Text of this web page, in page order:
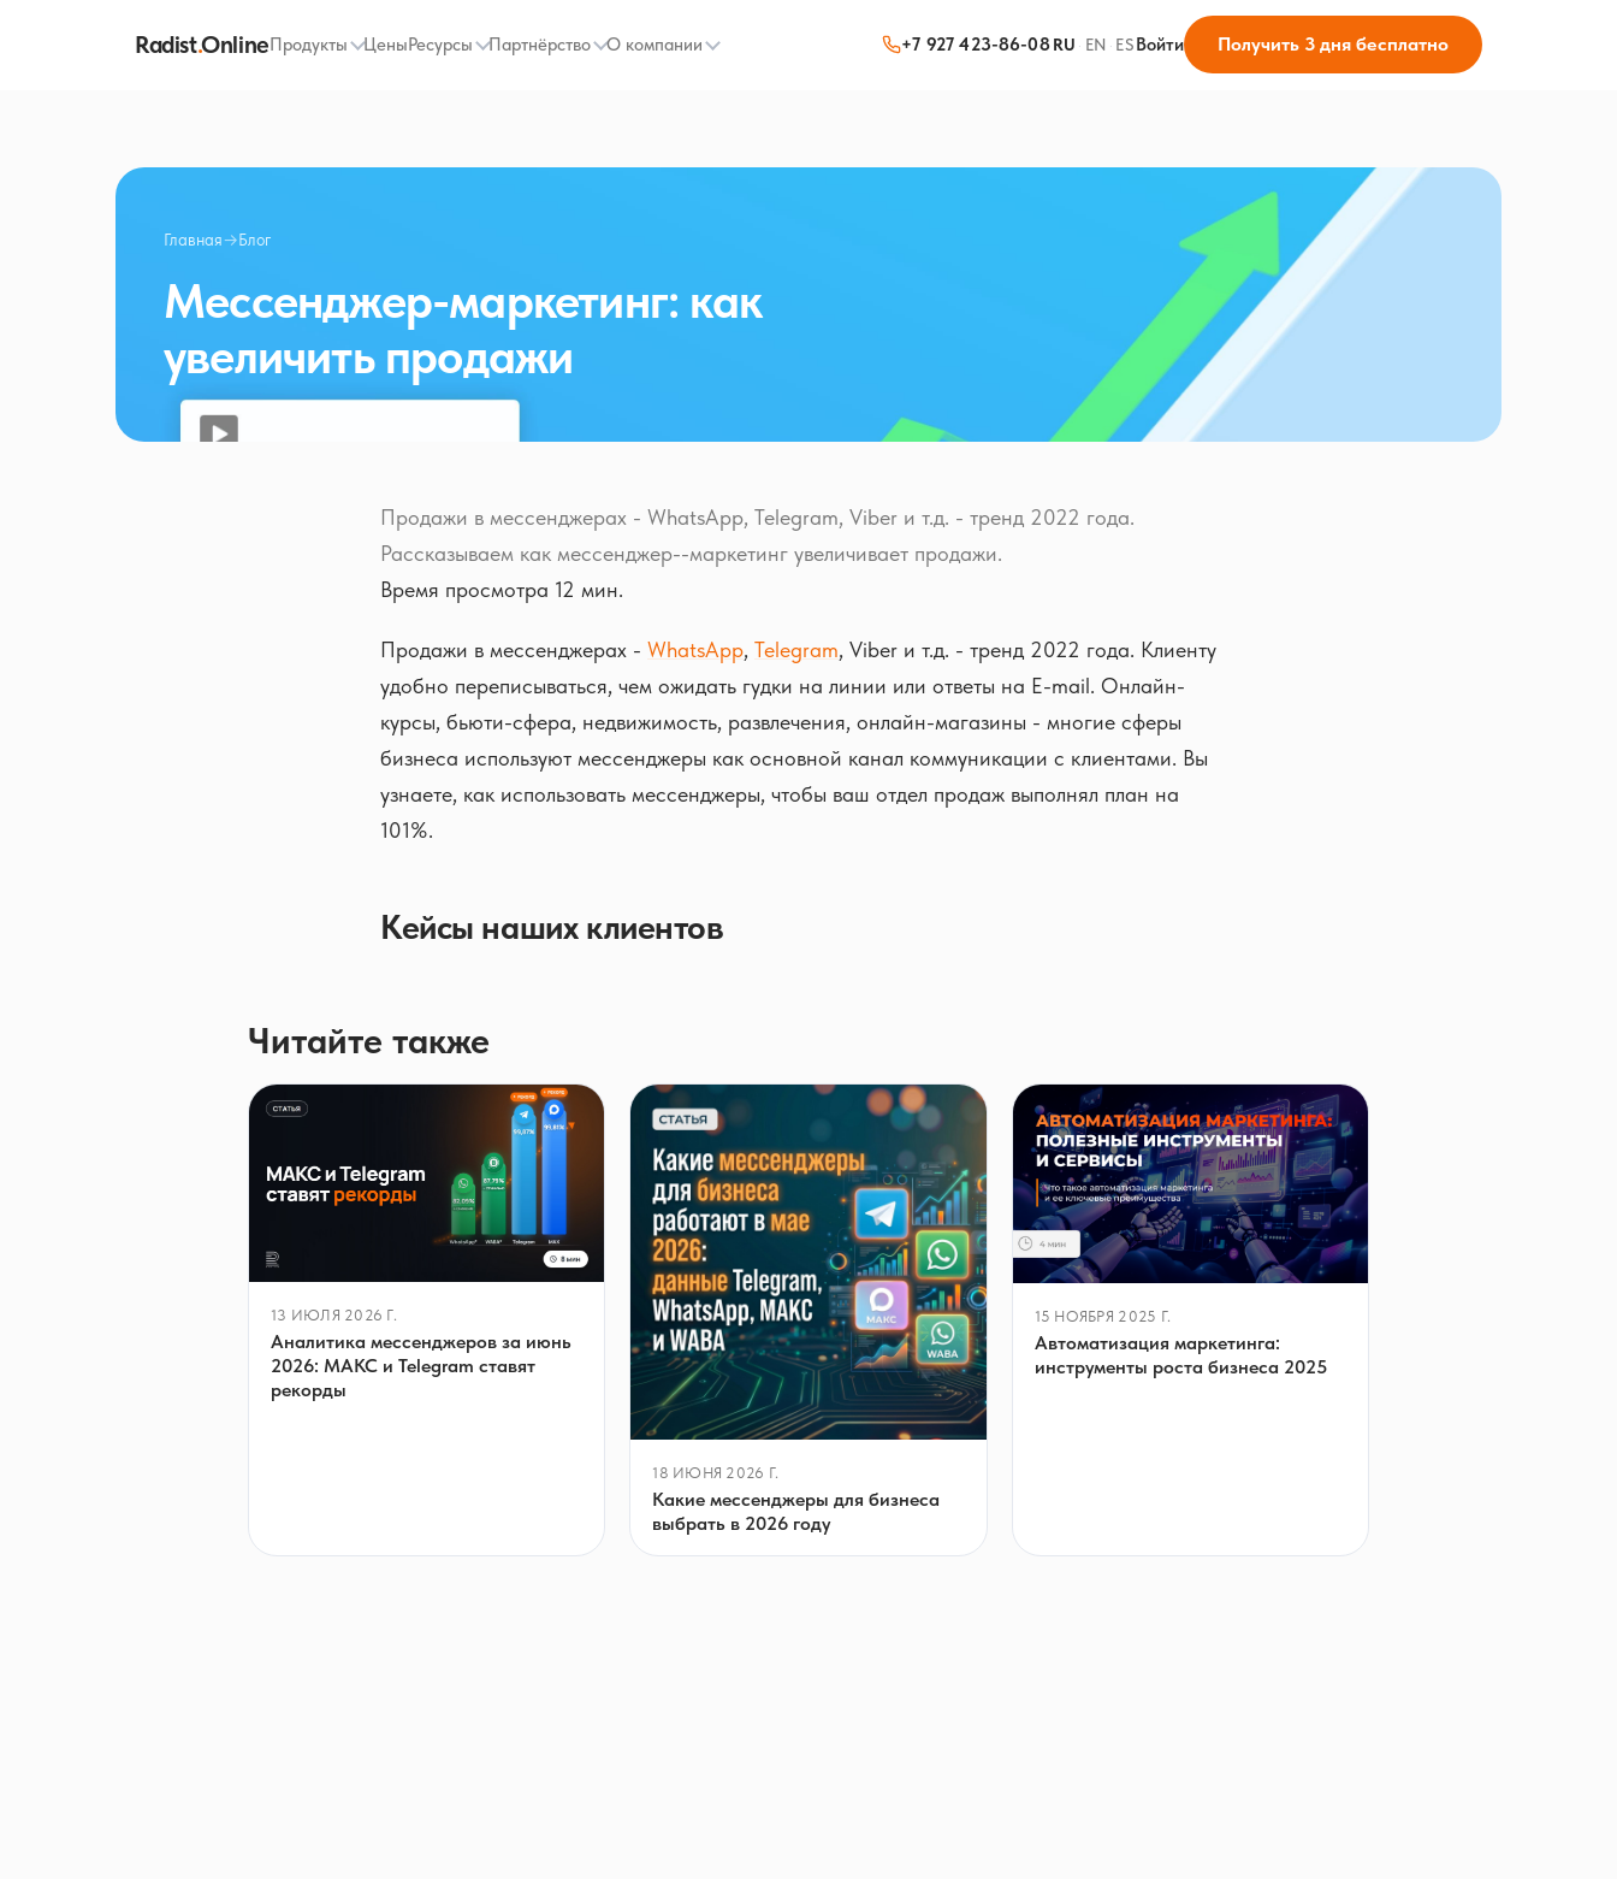
Radist.OnlineПродукты ЦеныРесурсы Партнёрство О компании +7 927 423-86-08 RU · EN · ESВойти Получить 3 дня бесплатно
Главная→Блог
Мессенджер-маркетинг: как
увеличить продажи
Продажи в мессенджерах - WhatsApp, Telegram, Viber и т.д. - тренд 2022 года.
Рассказываем как мессенджер--маркетинг увеличивает продажи.
Время просмотра 12 мин.
Продажи в мессенджерах - WhatsApp, Telegram, Viber и т.д. - тренд 2022 года. Клиенту
удобно переписываться, чем ожидать гудки на линии или ответы на E-mail. Онлайн-
курсы, бьюти-сфера, недвижимость, развлечения, онлайн-магазины - многие сферы
бизнеса используют мессенджеры как основной канал коммуникации с клиентами. Вы
узнаете, как использовать мессенджеры, чтобы ваш отдел продаж выполнял план на
101%.
Кейсы наших клиентов
Читайте также
13 ИЮЛЯ 2026 Г.
Аналитика мессенджеров за июнь
2026: МАКС и Telegram ставят
рекорды
18 ИЮНЯ 2026 Г.
Какие мессенджеры для бизнеса
выбрать в 2026 году
15 НОЯБРЯ 2025 Г.
Автоматизация маркетинга:
инструменты роста бизнеса 2025